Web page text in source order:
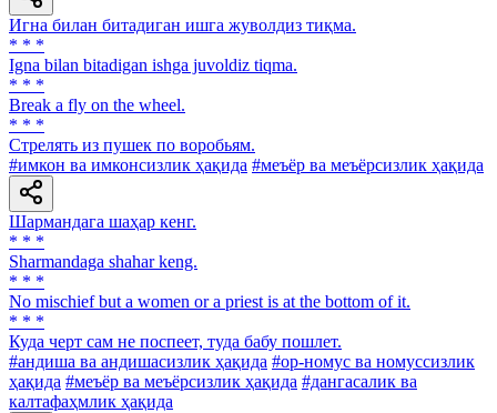
Игна билан битадиган ишга жуволдиз тиқма.
* * *
Igna bilan bitadigan ishga juvoldiz tiqma.
* * *
Break a fly on the wheel.
* * *
Стрелять из пушек по воробьям.
#имкон ва имконсизлик ҳақида #меъёр ва меъёрсизлик ҳақида
Шармандага шаҳар кенг.
* * *
Sharmandaga shahar keng.
* * *
No mischief but a women or a priest is at the bottom of it.
* * *
Куда черт сам не поспеет, туда бабу пошлет.
#андиша ва андишасизлик ҳақида #ор-номус ва номуссизлик
ҳақида #меъёр ва меъёрсизлик ҳақида #дангасалик ва
калтафаҳмлик ҳақида